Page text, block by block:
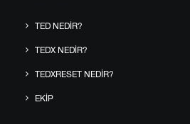
TED NEDIR?
TEDX NEDIR?
TEDXRESET NEDIR?
EKIP